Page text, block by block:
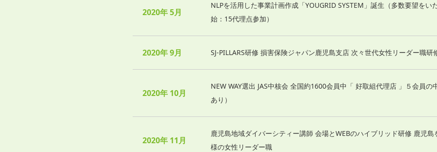
2020年 5月
NLPを活用した事業計画作成「YOUGRID SYSTEM」誕生（多数要望をい
始：15代理点参加）
2020年 9月 SJ-PILLARS研修 損害保険ジャパン鹿児島支店 次々世代女性リーダー職研
2020年 10月
NEW WAY選出 JAS中核会 全国約1600会員中「 好取組代理店 」５会員の
あり）
2020年 11月
鹿児島地域ダイバーシティー講師 会場とWEBのハイブリッド研修 鹿児
様の女性リーダー職